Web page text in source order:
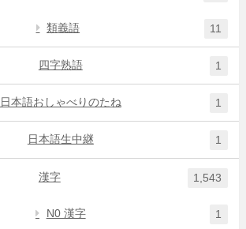
類義語 11
四字熟語 1
日本語おしゃべりのたね 1
日本語生中継 1
漢字 1,543
N0 漢字 1